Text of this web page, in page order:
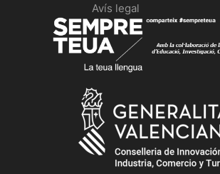
Avís legal